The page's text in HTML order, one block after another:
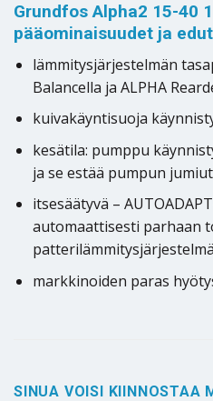
Grundfos Alpha2 15-40
pääominaisuudet ja
lämmitysjärjestelmän
Balancella ja ALPHA
kuivakäyntisuoja
kesätila: pumppu
ja se estää pumpun
itsesäätyvä –
automaattisesti parhaan
markkinoiden paras
SINUA VOISI KIINNOSTAA